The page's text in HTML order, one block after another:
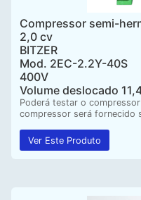
Compressor semi-
2,0 cv
BITZER
Mod. 2EC-2.2Y-40S
400V
Volume deslocado
Poderá testar o
compressor será fornecido
Ver Este Produto